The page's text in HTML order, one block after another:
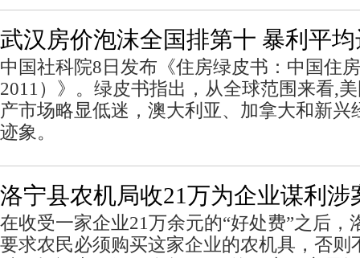
武汉房价泡沫全国排第十 暴利平均
中国社科院8日发布《住房绿皮书：中国住
2011）》。绿皮书指出，从全球范围来看,
产市场略显低迷，澳大利亚、加拿大和新兴
迹象。
洛宁县农机局收21万为企业谋利涉
在收受一家企业21万余元的“好处费”之后，
要求农民必须购买这家企业的农机具，否则